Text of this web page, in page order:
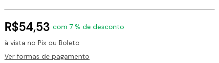
R$54,53 com 7 % de desconto
à vista no Pix ou Boleto
Ver formas de pagamento